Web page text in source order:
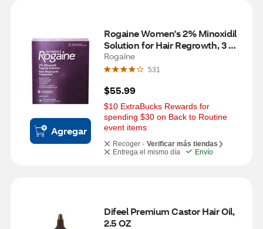
Agregar
Rogaine Women's 2% Minoxidil
Solution for Hair Regrowth, 3
Month Supply
Rogaine
531
$55.99
$10 ExtraBucks Rewards for
spending $30 on Back to Routine
event items
Recoger - Verificar más tiendas
Entrega el mismo día
Envío
Difeel Premium Castor Hair Oil,
2.5 OZ